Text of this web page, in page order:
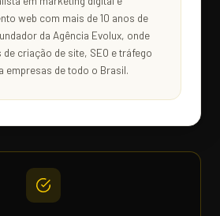
web com mais de 10 anos de
da Agência Evolux, onde
criação de site, SEO e tráfego
empresas de todo o Brasil.